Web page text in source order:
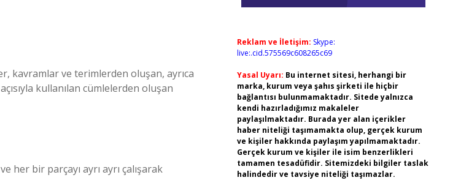
kavramlar ve terimlerden oluşan, ayrıca
kullanılan cümlelerden oluşan
bir parçayı ayrı ayrı çalışarak
Reklam ve İletişim: Skype:
live:.cid.575569c608265c69
Yasal Uyarı: Bu internet sitesi, herhangi bir
marka, kurum veya şahıs şirketi ile hiçbir
bağlantısı bulunmamaktadır. Sitede yalnızca
kendi hazırladığımız makaleler
paylaşılmaktadır. Burada yer alan içerikler
haber niteliği taşımamakta olup, gerçek kurum
ve kişiler hakkında paylaşım yapılmamaktadır.
Gerçek kurum ve kişiler ile isim benzerlikleri
tamamen tesadüfidir. Sitemizdeki bilgiler taslak
halindedir ve tavsiye niteliği taşımazlar.